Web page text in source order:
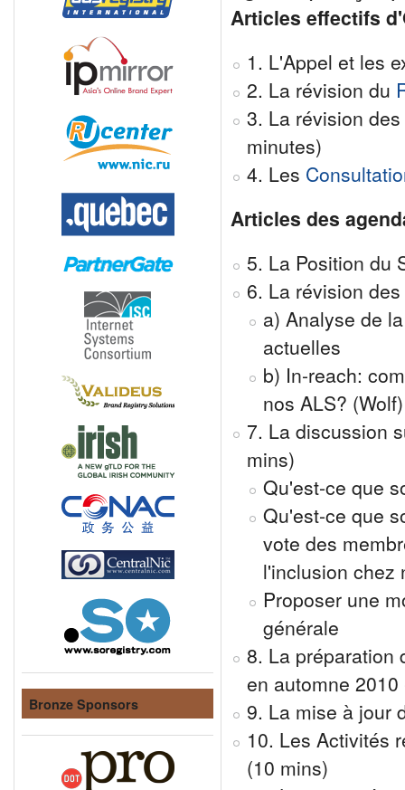
Bronze Sponsors
Articles effectifs
1. L'Appel et les
2. La révision du
3. La révision des
minutes)
4. Les
Articles des
5. La Position du
6. La révision
a) Analyse de
actuelles
b) In-reach:
nos ALS? (Wolf)
7. La discussion
mins)
Qu'est-ce que
Qu'est-ce que
vote des
l'inclusion chez
Proposer une
générale
8. La préparation
en automne
9. La mise à jour
10. Les Activités
(10 mins)